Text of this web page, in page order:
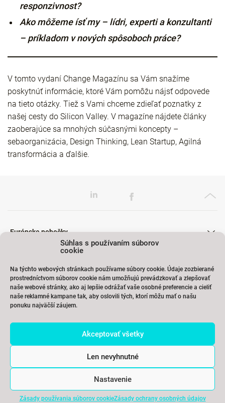
Súhlas s používaním súborov
cookie
Na týchto webových stránkach používame súbory cookie. Údaje zozbierané
prostredníctvom súborov cookie nám umožňujú prevádzkovať a zlepšovať
naše webové stránky, ako aj lepšie odrážať vaše osobné preferencie a cieliť
naše reklamné kampane tak, aby oslovili tých, ktorí môžu mať o našu
ponuku najväčší záujem.
Akceptovať všetky
Len nevyhnutné
Nastavenie
Zásady používania súborov cookieZásady ochrany osobných údajov
responzivnost?
Ako môžeme ísť my – lídri, experti a konzultanti
– príkladom v nových spôsoboch práce?
V tomto vydaní Change Magazínu sa Vám snažíme
poskytnúť informácie, ktoré Vám pomôžu nájsť odpovede
na tieto otázky. Tiež s Vami chceme zdieľať poznatky z
našej cesty do Silicon Valley. V magazíne nájdete články
zaoberajúce sa mnohých súčasnými koncepty –
sebaorganizácia, Design Thinking, Lean Startup, Agilná
transformácia a ďalšie.
Európske pobočky
Školenia